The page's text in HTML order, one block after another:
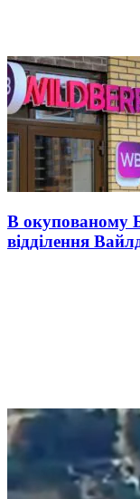
В окупованому
відділення